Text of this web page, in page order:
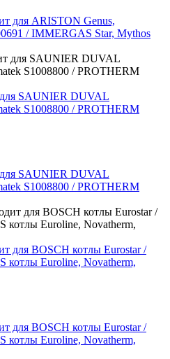
для ARISTON Genus,
/ IMMERGAS Star, Mythos
SAUNIER DUVAL
S1008800 / PROTHERM
SAUNIER DUVAL
S1008800 / PROTHERM
для BOSCH котлы Eurostar /
котлы Euroline, Novatherm,
для BOSCH котлы Eurostar /
котлы Euroline, Novatherm,